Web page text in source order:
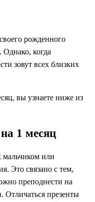
рожденного
когда
зовут всех близких
вы узнаете ниже из
1 месяц
мальчиком или
Это связано с тем,
преподнести на
Отличаться презенты